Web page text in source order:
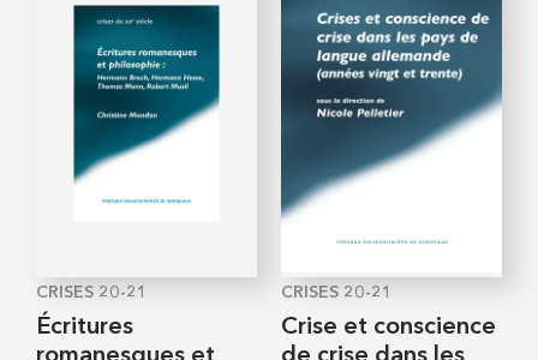
CRISES 20-21
Écritures
CRISES 20-21
Crise et conscience